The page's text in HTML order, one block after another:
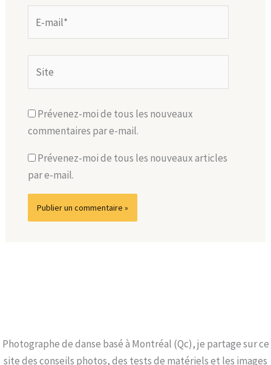
mail*
Prévenez-moi de tous les nouveaux
commentaires par e-mail.
Prévenez-moi de tous les nouveaux articles
par e-mail.
Photographe de danse basé à Montréal (Qc), je partage sur ce
site des conseils photos, des tests de matériels et les images